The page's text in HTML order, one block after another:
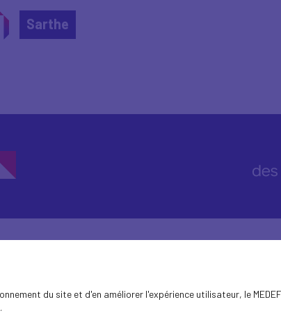
Sarthe
du site et d'en améliorer l'expérience utilisateur, le